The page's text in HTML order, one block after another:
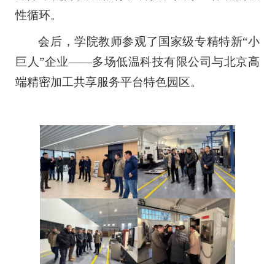
性循环。
会后，学院教师参观了国家级专精特新“小
巨人”企业——多场低温科技有限公司与北京高
端精密加工共享服务平台特色园区。